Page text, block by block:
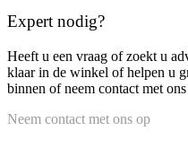
Expert nodig?
Heeft u een vraag of zoekt u
klaar in de winkel of helpen u
binnen of neem contact met
Neem contact met ons op